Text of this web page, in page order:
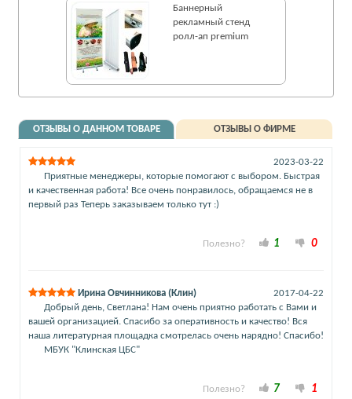
Баннерный
рекламный стенд
ролл-ап premium
ОТЗЫВЫ О ДАННОМ ТОВАРЕ ОТЗЫВЫ О ФИРМЕ
2023-03-22
Приятные менеджеры, которые помогают с выбором. Быстрая
и качественная работа! Все очень понравилось, обращаемся не в
первый раз Теперь заказываем только тут :)
Полезно? 1 0
Ирина Овчинникова (Клин)
2017-04-22
Добрый день, Светлана! Нам очень приятно работать с Вами и
вашей организацией. Спасибо за оперативность и качество! Вся
наша литературная площадка смотрелась очень нарядно! Спасибо!
МБУК "Клинская ЦБС"
Полезно? 7 1